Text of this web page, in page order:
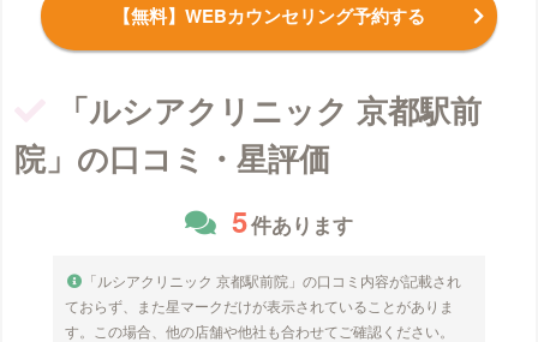
【無料】WEBカウンセリング予約する
「ルシアクリニック 京都駅前
院」の口コミ・星評価
5件あります
「ルシアクリニック 京都駅前院」の口コミ内容が記載され
ておらず、また星マークだけが表示されていることがありま
す。この場合、他の店舗や他社も合わせてご確認ください。